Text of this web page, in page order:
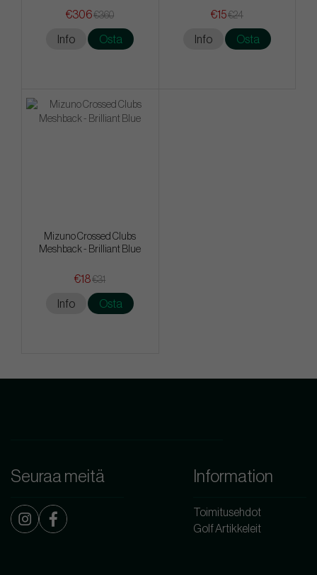
€306€360
Info Osta
€15€24
Info Osta
Mizuno Crossed Clubs
Meshback - Brilliant Blue
€18€31
Info Osta
Seuraa meitä Information
Toimitusehdot
Golf Artikkeleit